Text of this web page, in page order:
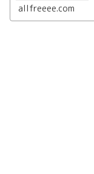
allfreeee.com